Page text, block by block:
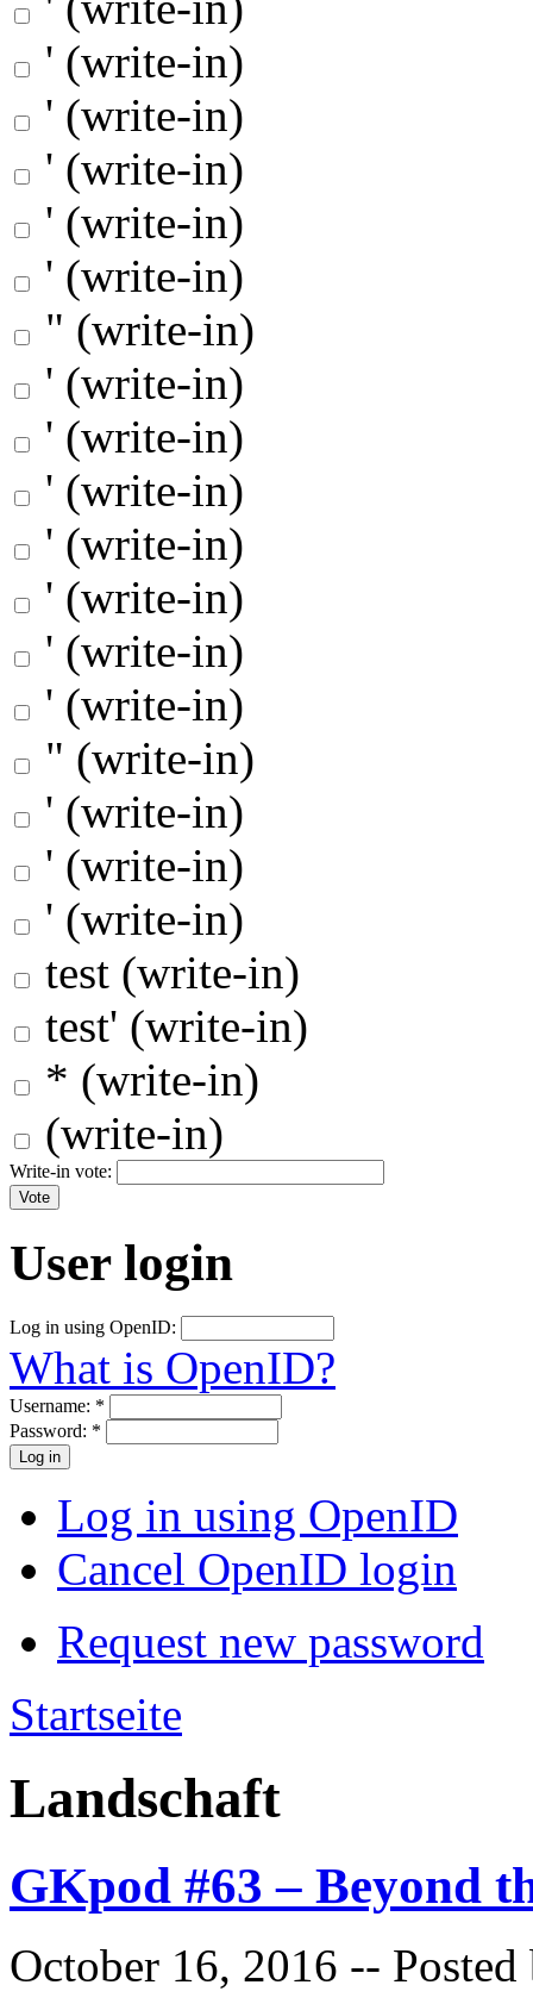
' (write-in)
' (write-in)
' (write-in)
' (write-in)
' (write-in)
" (write-in)
' (write-in)
' (write-in)
' (write-in)
' (write-in)
' (write-in)
' (write-in)
' (write-in)
" (write-in)
' (write-in)
' (write-in)
' (write-in)
test (write-in)
test' (write-in)
* (write-in)
(write-in)
Write-in vote:
User login
Log in using OpenID:
What is OpenID?
Username: *
Password: *
Log in using OpenID
Cancel OpenID login
Request new password
Startseite
Landschaft
GKpod #63 – Beyond
October 16, 2016 --